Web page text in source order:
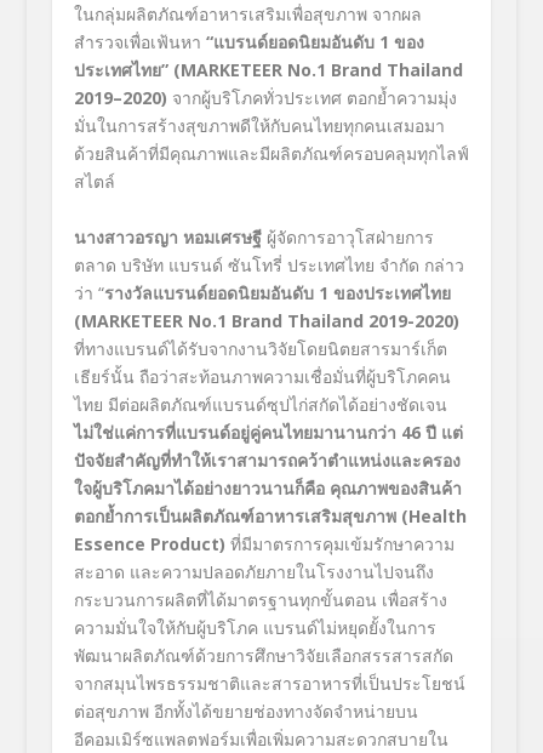
ในกลุ่มผลิตภัณฑ์อาหารเสริมเพื่อสุขภาพ จากผล
สำรวจเพื่อเฟ้นหา “แบรนด์ยอดนิยมอันดับ 1 ของ
ประเทศไทย” (MARKETEER No.1 Brand Thailand
2019–2020) จากผู้บริโภคทั่วประเทศ ตอกย้ำความมุ่ง
มั่นในการสร้างสุขภาพดีให้กับคนไทยทุกคนเสมอมา
ด้วยสินค้าที่มีคุณภาพและมีผลิตภัณฑ์ครอบคลุมทุกไลฟ์
สไตล์
นางสาวอรญา หอมเศรษฐี ผู้จัดการอาวุโสฝ่ายการ
ตลาด บริษัท แบรนด์ ซันโทรี่ ประเทศไทย จำกัด กล่าว
ว่า “รางวัลแบรนด์ยอดนิยมอันดับ 1 ของประเทศไทย
(MARKETEER No.1 Brand Thailand 2019-2020)
ที่ทางแบรนด์ได้รับจากงานวิจัยโดยนิตยสารมาร์เก็ต
เธียร์นั้น ถือว่าสะท้อนภาพความเชื่อมั่นที่ผู้บริโภคคน
ไทย มีต่อผลิตภัณฑ์แบรนด์ซุปไก่สกัดได้อย่างชัดเจน
ไม่ใช่แค่การที่แบรนด์อยู่คู่คนไทยมานานกว่า 46 ปี แต่
ปัจจัยสำคัญที่ทำให้เราสามารถคว้าตำแหน่งและครอง
ใจผู้บริโภคมาได้อย่างยาวนานก็คือ คุณภาพของสินค้า
ตอกย้ำการเป็นผลิตภัณฑ์อาหารเสริมสุขภาพ (Health
Essence Product) ที่มีมาตรการคุมเข้มรักษาความ
สะอาด และความปลอดภัยภายในโรงงานไปจนถึง
กระบวนการผลิตที่ได้มาตรฐานทุกขั้นตอน เพื่อสร้าง
ความมั่นใจให้กับผู้บริโภค แบรนด์ไม่หยุดยั้งในการ
พัฒนาผลิตภัณฑ์ด้วยการศึกษาวิจัยเลือกสรรสารสกัด
จากสมุนไพรธรรมชาติและสารอาหารที่เป็นประโยชน์
ต่อสุขภาพ อีกทั้งได้ขยายช่องทางจัดจำหน่ายบน
อีคอมเมิร์ซแพลตฟอร์มเพื่อเพิ่มความสะดวกสบายใน